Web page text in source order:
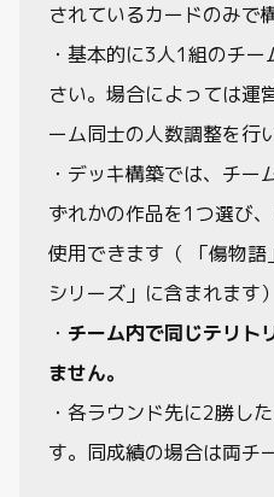
されているカードのみで
・基本的に3人1組のチ
さい。場合によっては運
ーム同士の人数調整を行
・デッキ構築では、チー
ずれかの作品を1つ選び
使用できます（ 「傷物語
シリーズ」に含まれます）
・ チーム内で同じテリト
ません。
・各ラウンド先に2勝し
す。同成績の場合は両チ